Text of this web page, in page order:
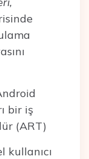
bir iş
(ART)
kullanıcı